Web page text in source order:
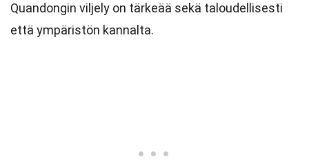
Quandongin viljely on tärkeää sekä taloudellisesti
että ympäristön kannalta.